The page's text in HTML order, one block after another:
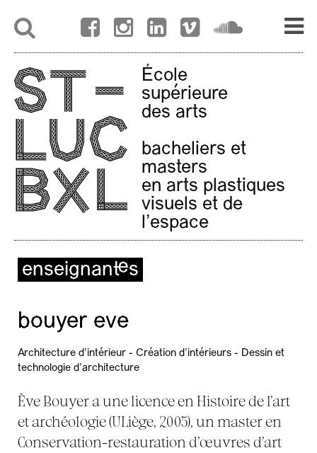
École
supérieure
des arts
bacheliers et
masters
en arts plastiques
visuels et de
l'espace
enseignant·es
bouyer eve
Architecture d'intérieur - Création d'intérieurs - Dessin et
technologie d'architecture
Ève Bouyer a une licence en Histoire de l’art
et archéologie (ULiège, 2005), un master en
Conservation-restauration d’œuvres d’art